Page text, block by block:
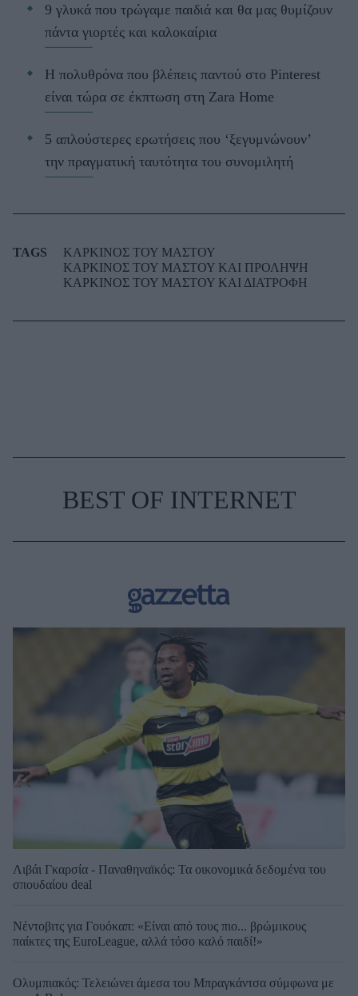
9 γλυκά που τρώγαμε παιδιά και θα μας θυμίζουν
πάντα γιορτές και καλοκαίρια
Η πολυθρόνα που βλέπεις παντού στο Pinterest
είναι τώρα σε έκπτωση στη Zara Home
5 απλούστερες ερωτήσεις που ‘ξεγυμνώνουν’
την πραγματική ταυτότητα του συνομιλητή
TAGS
ΚΑΡΚΙΝΟΣ ΤΟΥ ΜΑΣΤΟΥ
ΚΑΡΚΙΝΟΣ ΤΟΥ ΜΑΣΤΟΥ ΚΑΙ ΠΡΟΛΗΨΗ
ΚΑΡΚΙΝΟΣ ΤΟΥ ΜΑΣΤΟΥ ΚΑΙ ΔΙΑΤΡΟΦΗ
BEST OF INTERNET
Λιβάι Γκαρσία - Παναθηναϊκός: Τα οικονομικά δεδομένα του
σπουδαίου deal
Νέντοβιτς για Γουόκαπ: «Είναι από τους πιο... βρώμικους
παίκτες της EuroLeague, αλλά τόσο καλό παιδί!»
Ολυμπιακός: Τελειώνει άμεσα του Μπραγκάντσα σύμφωνα με